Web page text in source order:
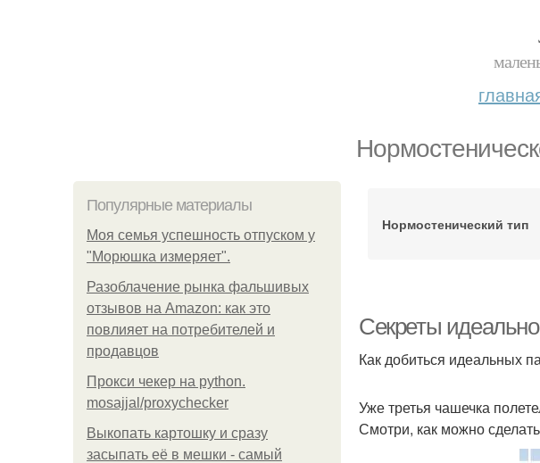
Популярные материалы
Моя семья успешность отпуском у
"Морюшка измеряет".
Разоблачение рынка фальшивых
отзывов на Amazon: как это
повлияет на потребителей и
продавцов
Прокси чекер на python.
mosajjal/proxychecker
Выкопать картошку и сразу
засыпать её в мешки - самый
Нормостенический тип
Секреты
Как добиться идеальных
Уже третья чашечка
Смотри, как можно